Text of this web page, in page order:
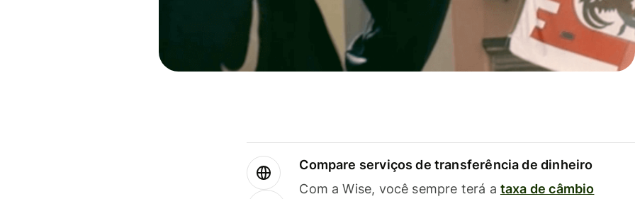
Compare serviços de transferência de dinheiro
Com a Wise, você sempre terá a taxa de câmbio